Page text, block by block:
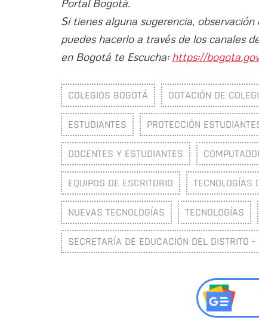
Portal Bogotá.
Si tienes alguna sugerencia,
puedes hacerlo a través de los canales
en Bogotá te Escucha: https://
COLEGIOS BOGOTÁ DOTACIÓN DE
ESTUDIANTES PROTECCIÓN
DOCENTES Y ESTUDIANTES
EQUIPOS DE ESCRITORIO TECNOLOGÍAS
NUEVAS TECNOLOGÍAS TECNOLOGÍAS
SECRETARÍA DE EDUCACIÓN DEL DISTRITO -